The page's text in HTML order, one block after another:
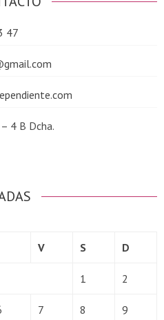
47
4 B Dcha.
V S D
1 2
7 8 9